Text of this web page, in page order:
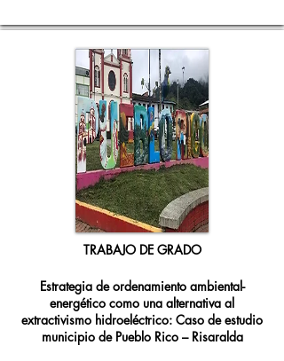
TRABAJO DE GRADO
Estrategia de ordenamiento ambiental-
energético como una alternativa al
extractivismo hidroeléctrico: Caso de estudio
municipio de Pueblo Rico – Risaralda